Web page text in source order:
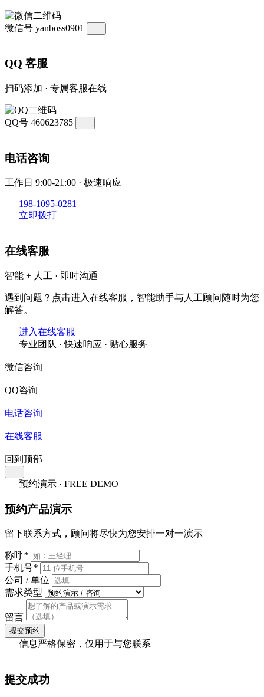
微信号 yanboss0901
QQ 客服
扫码添加 · 专属客服在线
QQ号 460623785
电话咨询
工作日 9:00-21:00 · 极速响应
198-1095-0281
立即拨打
在线客服
智能 + 人工 · 即时沟通
遇到问题？点击进入在线客服，智能助手与人工顾问随时为您
解答。
进入在线客服
专业团队 · 快速响应 · 贴心服务
微信咨询
QQ咨询
电话咨询
在线客服
回到顶部
预约演示 · FREE DEMO
预约产品演示
留下联系方式，顾问将尽快为您安排一对一演示
称呼*
手机号*
公司 / 单位
需求类型
留言
提交预约
信息严格保密，仅用于与您联系
提交成功